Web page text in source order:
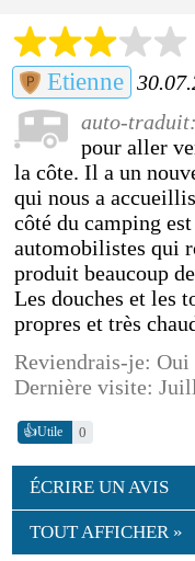
Etienne
auto-traduit:
pour aller
la côte. Il a un
qui nous a
côté du camping
automobilistes qui
produit beaucoup
Les douches et les
propres et très
Reviendrais-je: Oui
Dernière visite:
👍Utile 0
ÉCRIRE UN AVIS
TOUT AFFICHER »